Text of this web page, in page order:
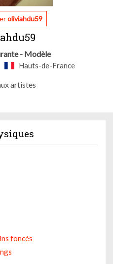
oliviahdu59
- Modèle
Hauts-de-France
artistes
foncés